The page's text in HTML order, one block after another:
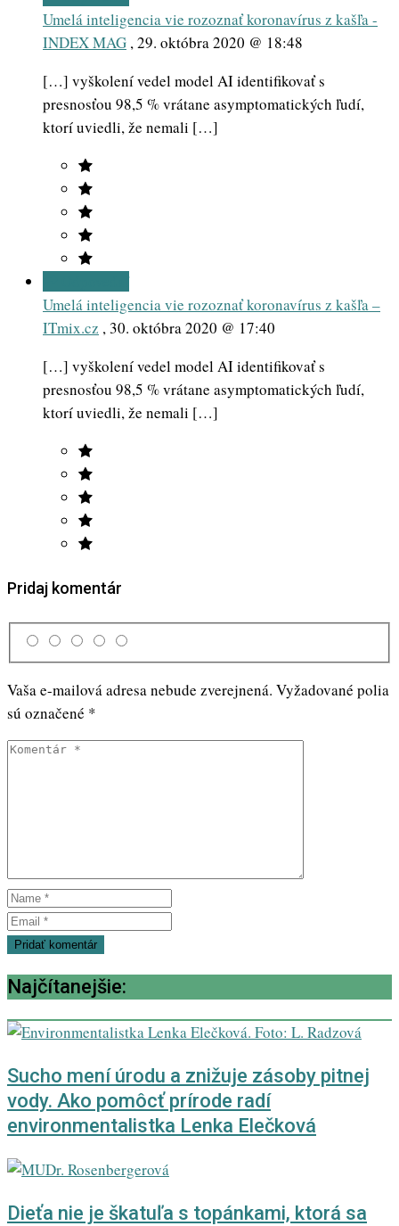
Umelá inteligencia vie rozoznať koronavírus z kašľa -
INDEX MAG ,29. októbra 2020 @ 18:48
[…] vyškolení vedel model AI identifikovať s
presnosťou 98,5 % vrátane asymptomatických ľudí,
ktorí uviedli, že nemali […]
Umelá inteligencia vie rozoznať koronavírus z kašľa –
ITmix.cz ,30. októbra 2020 @ 17:40
[…] vyškolení vedel model AI identifikovať s
presnosťou 98,5 % vrátane asymptomatických ľudí,
ktorí uviedli, že nemali […]
Pridaj komentár
Vaša e-mailová adresa nebude zverejnená. Vyžadované polia
sú označené *
Najčítanejšie:
Sucho mení úrodu a znižuje zásoby pitnej
vody. Ako pomôcť prírode radí
environmentalistka Lenka Elečková
Dieťa nie je škatuľa s topánkami, ktorá sa